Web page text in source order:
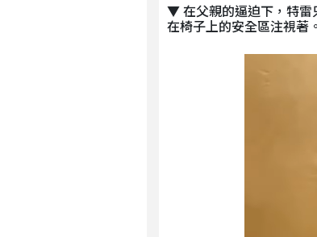
▼ 在父親的逼迫下，特雷
在椅子上的安全區注視著。